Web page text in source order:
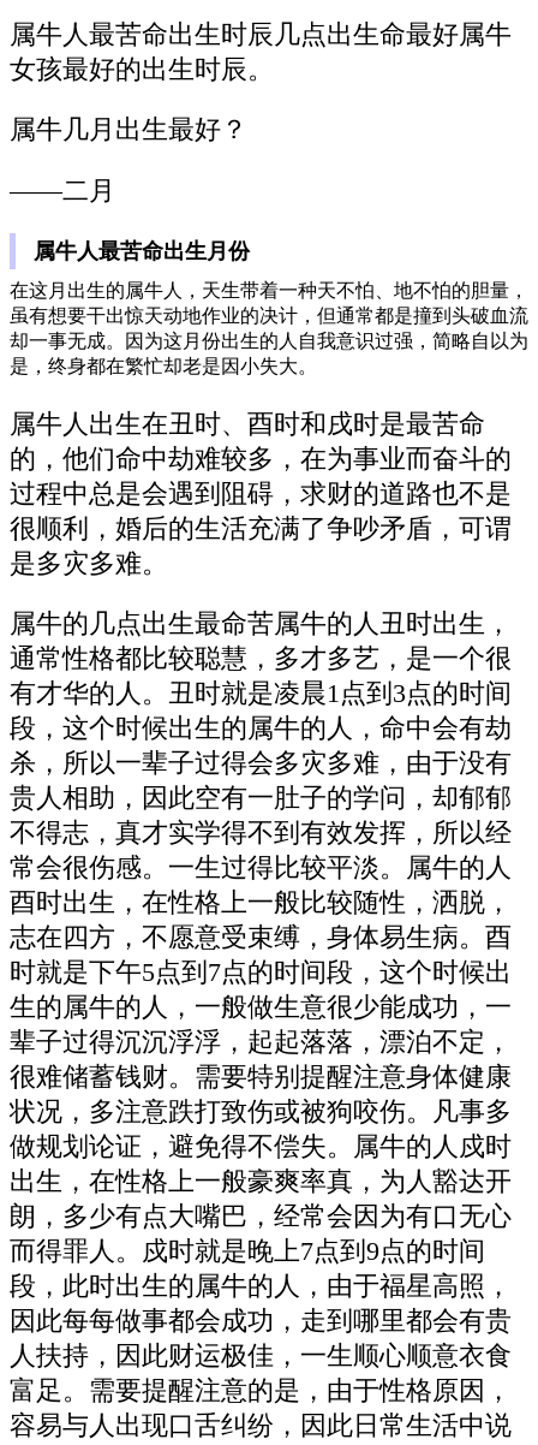
属牛人最苦命出生时辰几点出生命最好属牛
女孩最好的出生时辰。
属牛几月出生最好？
——二月
属牛人最苦命出生月份
在这月出生的属牛人，天生带着一种天不怕、地不怕的胆量，
虽有想要干出惊天动地作业的决计，但通常都是撞到头破血流
却一事无成。因为这月份出生的人自我意识过强，简略自以为
是，终身都在繁忙却老是因小失大。
属牛人出生在丑时、酉时和戌时是最苦命
的，他们命中劫难较多，在为事业而奋斗的
过程中总是会遇到阻碍，求财的道路也不是
很顺利，婚后的生活充满了争吵矛盾，可谓
是多灾多难。
属牛的几点出生最命苦属牛的人丑时出生，
通常性格都比较聪慧，多才多艺，是一个很
有才华的人。丑时就是凌晨1点到3点的时间
段，这个时候出生的属牛的人，命中会有劫
杀，所以一辈子过得会多灾多难，由于没有
贵人相助，因此空有一肚子的学问，却郁郁
不得志，真才实学得不到有效发挥，所以经
常会很伤感。一生过得比较平淡。属牛的人
酉时出生，在性格上一般比较随性，洒脱，
志在四方，不愿意受束缚，身体易生病。酉
时就是下午5点到7点的时间段，这个时候出
生的属牛的人，一般做生意很少能成功，一
辈子过得沉沉浮浮，起起落落，漂泊不定，
很难储蓄钱财。需要特别提醒注意身体健康
状况，多注意跌打致伤或被狗咬伤。凡事多
做规划论证，避免得不偿失。属牛的人戍时
出生，在性格上一般豪爽率真，为人豁达开
朗，多少有点大嘴巴，经常会因为有口无心
而得罪人。戍时就是晚上7点到9点的时间
段，此时出生的属牛的人，由于福星高照，
因此每每做事都会成功，走到哪里都会有贵
人扶持，因此财运极佳，一生顺心顺意衣食
富足。需要提醒注意的是，由于性格原因，
容易与人出现口舌纠纷，因此日常生活中说